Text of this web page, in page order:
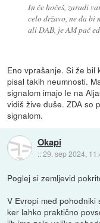
In če hočeš, zaradi
celo državo, ne da bi
ali DAB, je AM pač
Eno vprašanje. Si že bil
pisal takih neumnosti.
signalom imajo le na
vidiš žive duše. ZDA so
signalom.
Okapi
::29. sep 2024,
Poglej si zemljevid
V Evropi med
ker lahko praktično